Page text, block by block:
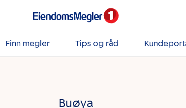
Finn megler Tips og råd
Buøya